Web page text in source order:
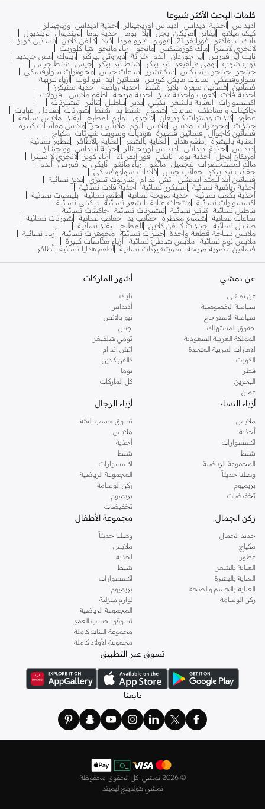
كلمات البحث الأكثر شيوعا
اديداس احذية اديداس اديداس اوريجينالز
احذية اديداس اوريجينالز
كيكو ميلانو
إيفانز امريكان ايجل ايلا بوما احذية بوما ترينديول ترينديول
نايك ديفاكتو فورايفر 21 فوريو فيرو مودا فيلا كالفن كلاين فساتين كويز
لانجري لاسنزا
ماك كوزمتيكس مانجو ازياء مانجو
هيا كلوزيت
نايك اير فورس
اير جوردان الدو خزانة دوروثي بيركنز ريبوك مس جايديد
توب شوب تومي هيلفيغر تيد بيكر شنط تيد بيكر جيس
شنط جيس
جينجر
جينجر بيسيكس سكيتشرز ساعات جيس مجوهرات سوارفسكي
سواروفسكي
ساعات مايكل كورس فساتين ايلا نيو لوك أزياء عربية
فساتين
فساتين سهرة بلايز شنط احذية رياضة
احذية سنيكرز
احذية فلات كعوب واحذية هيلز احذية مريحة اطقم ملابس
افرولات
اكسسوارات
العناية بالشعر بكيني بلايز بناطيل تنانير
تيشيرتات
جاكيتات و معاطف
ساعات شموع شنط يد شنط شورتات صنادل
عبايات
عطور
كنزات وسترات كارديغان لانجري لوازم المطبخ ليقنز
ملابس سباحة
جينزات مجوهرات ملابس ملابس النوم ملابس بحر ملابس مقاسات كبيرة
فساتين كاجوال
فساتين قصيرة هوديات وسويت شيرتات مكياج
العناية بالبشرة أطقم هدايا العناية بالشعر العناية بالأظافر
عطور نسائية
أديداس أحذية أديداس أديداس أوريجينالز
أحذية أديداس أوريجينالز
أمريكان إيجل أحذية بوما نايكي فور إيفر 21 أزياء كويز
لانجري لا سينزا
ماك لمستحضرات التجميل مانغو أزياء مانغو نايكي اير فورس ألدو
حقائب تيد بيكر
حقائب جيس
قلادات سواروفسكي
فساتين ايلا ليمتد ايديشن
اتش اند ام شارلوت تيلبري بلايز نسائية
أحذية رياضية نسائية
سنيكرز نسائية أحذية فلات نسائية
أحذية بكعب نسائية أحذية مريحة نسائية أطقم نسائية بليسوت نسائية
اكسسوارات نسائية منتجات عناية بالشعر نسائية بيكيني نسائية
بناطيل نسائية تنانير نسائية تيشيرتات نسائية جاكيتات نسائية
ساعات نسائية
شموع معطرة حقائب يد حقائب نسائية
شورتات نسائية
صنادل نسائية جينزات كالفن كلاين المطبخ
ليقنز نسائية
ملابس سباحة قطعة واحدة جينزات نسائية مجوهرات نسائية أزياء نسائية
ملابس نوم نسائية ملابس شاطئ نسائية أزياء مقاسات كبيرة
فساتين عصرية مريحة
سويتشيرتات نسائية أطقم هدايا نسائية أظافر
عن نمشي
عن نمشي
سياسة الخصوصية
سياسة الاسترجاع
حقوق المستهلك
المملكة العربية السعودية
الإمارات العربية المتحدة
الكويت
قطر
البحرين
عمان
أشهر الماركات
نايك
أديداس
نيو بالانس
جس
تومي هيلفيغر
اتش اند ام
كالفن كلاين
بوما
كل الماركات
أزياء النساء
ملابس
أحذية
اكسسوارات
شنط
المجموعة الرياضية
وصلنا حديثاً
بريميوم
تخفيضات
أزياء الرجال
تسوق حسب الفئة
ملابس
أحذية
شنط
اكسسوارات
المجموعة الرياضية
ركن الوسامة
بريميوم
تخفيضات
ركن الجمال
جديد الجمال
مكياج
عطور
العناية بالشعر
العناية بالبشرة
العناية بالجسم والصحة
ركن الوسامة
مجموعة الأطفال
وصلنا حديثاً
ملابس
احذية
شنط
اكسسوارات
بريميوم
لوازم منزلية
المجموعة الرياضية
تسوقوا حسب العمر
مجموعة البنات كاملة
مجموعة الأولاد كاملة
تسوق عبر التطبيق
تابعنا
© 2026 نمشي. كل الحقوق محفوظة
نمشي هولدينج ليميتد